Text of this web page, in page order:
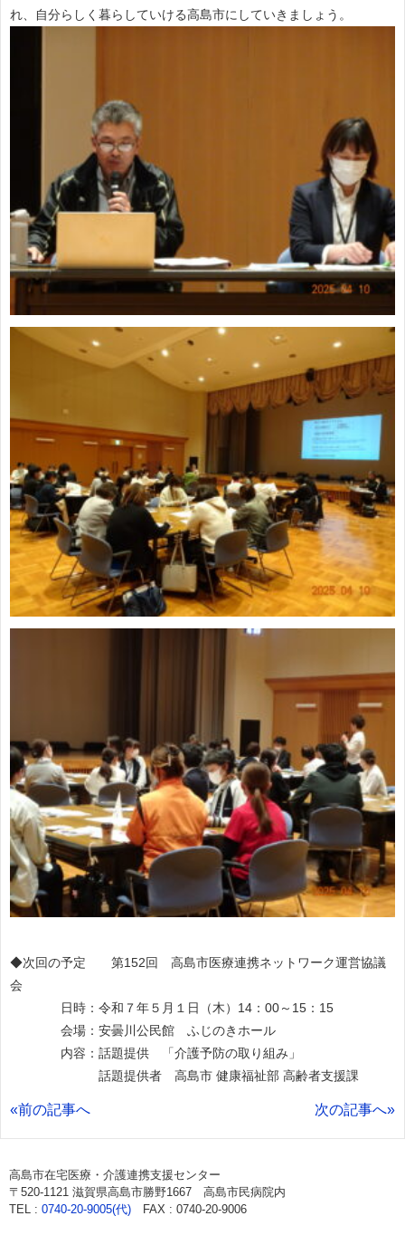
れ、自分らしく暮らしていける高島市にしていきましょう。
◆次回の予定 第152回 高島市医療連携ネットワーク運営協議
会
日時：令和７年５月１日（木）14：00～15：15
会場：安曇川公民館 ふじのきホール
内容：話題提供 「介護予防の取り組み」
話題提供者 高島市 健康福祉部 高齢者支援課
«前の記事へ 次の記事へ»
高島市在宅医療・介護連携支援センター
〒520-1121 滋賀県高島市勝野1667 高島市民病院内
TEL : 0740-20-9005(代) FAX : 0740-20-9006